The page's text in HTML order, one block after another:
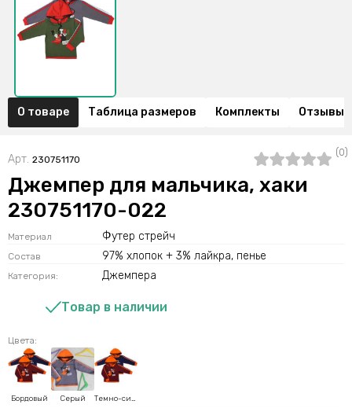
О товаре Таблица размеров Комплекты Отзывы
Арт. 230751170
(0)
Джемпер для мальчика, хаки
230751170-022
Материал Футер стрейч
Состав 97% хлопок + 3% лайкра, пенье
Категория: Джемпера
Товар в наличии
Цвета:
Бордовый Серый Темно-синий